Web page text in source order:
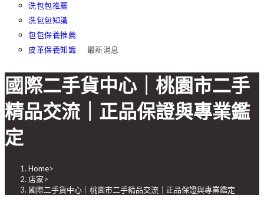
洗包包推薦
洗包包知識
包包保養推薦
皮革保養知識
最新消息
國際二手貨中心｜桃園市二手
精品交流｜正品保證與專業鑑
定
Home>
店家>
國際二手貨中心｜桃園市二手精品交流｜正品保證與專業鑑定